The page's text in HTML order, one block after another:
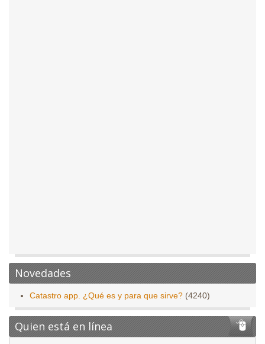
Novedades
Catastro app. ¿Qué es y para que sirve? (4240)
Quien está en línea